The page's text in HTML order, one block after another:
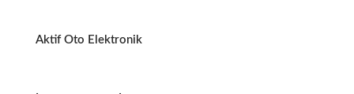
Aktif Oto Elektronik